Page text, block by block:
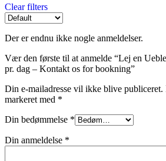
Clear filters
Der er endnu ikke nogle anmeldelser.
Vær den første til at anmelde “Lej en
pr. dag – Kontakt os for bookning”
Din e-mailadresse vil ikke blive publiceret.
markeret med *
Din bedømmelse *
Din anmeldelse *